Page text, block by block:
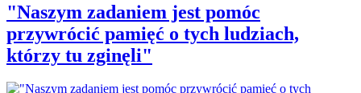
"Naszym zadaniem jest pomóc
przywrócić pamięć o tych ludziach,
którzy tu zginęli"